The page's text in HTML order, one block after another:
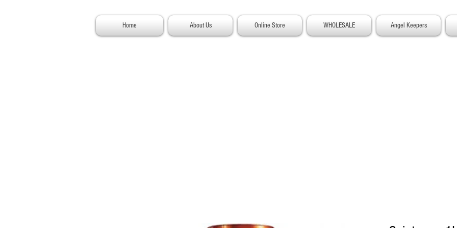
Home About Us Online Store WHOLESALE Angel Keepers